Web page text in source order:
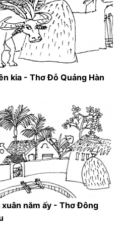
kia - Thơ Đỗ Quảng Hàn
xuân năm ấy - Thơ Đông